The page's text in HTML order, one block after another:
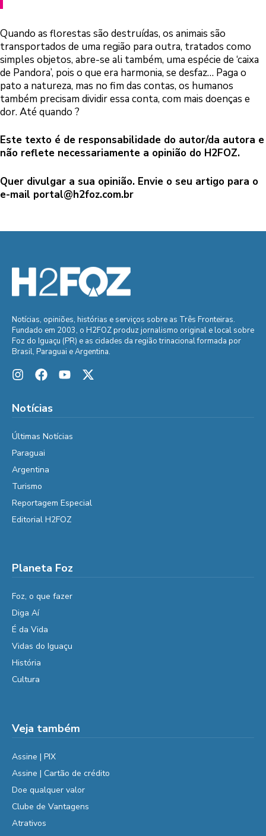
Quando as florestas são destruídas, os animais são
transportados de uma região para outra, tratados como
simples objetos, abre-se ali também, uma espécie de ‘caixa
de Pandora’, pois o que era harmonia, se desfaz… Paga o
pato a natureza, mas no fim das contas, os humanos
também precisam dividir essa conta, com mais doenças e
dor. Até quando ?
Este texto é de responsabilidade do autor/da autora e
não reflete necessariamente a opinião do H2FOZ.
Quer divulgar a sua opinião. Envie o seu artigo para o
e-mail portal@h2foz.com.br
Notícias, opiniões, histórias e serviços sobre as Três Fronteiras.
Fundado em 2003, o H2FOZ produz jornalismo original e local sobre
Foz do Iguaçu (PR) e as cidades da região trinacional formada por
Brasil, Paraguai e Argentina.
Notícias
Últimas Notícias
Paraguai
Argentina
Turismo
Reportagem Especial
Editorial H2FOZ
Planeta Foz
Foz, o que fazer
Diga Aí
É da Vida
Vidas do Iguaçu
História
Cultura
Veja também
Assine | PIX
Assine | Cartão de crédito
Doe qualquer valor
Clube de Vantagens
Atrativos